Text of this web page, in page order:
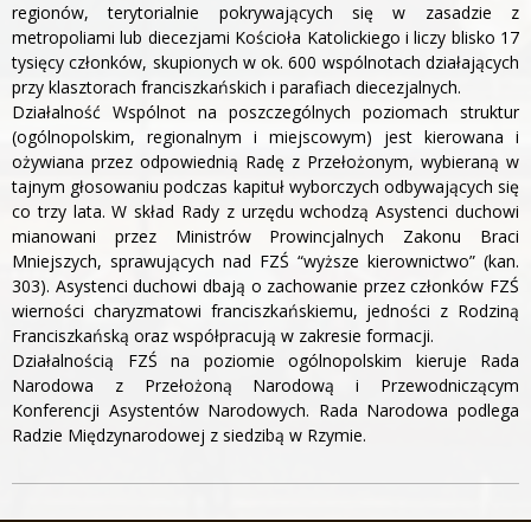
regionów, terytorialnie pokrywających się w zasadzie z
metropoliami lub diecezjami Kościoła Katolickiego i liczy blisko 17
tysięcy członków, skupionych w ok. 600 wspólnotach działających
przy klasztorach franciszkańskich i parafiach diecezjalnych.
Działalność Wspólnot na poszczególnych poziomach struktur
(ogólnopolskim, regionalnym i miejscowym) jest kierowana i
ożywiana przez odpowiednią Radę z Przełożonym, wybieraną w
tajnym głosowaniu podczas kapituł wyborczych odbywających się
co trzy lata. W skład Rady z urzędu wchodzą Asystenci duchowi
mianowani przez Ministrów Prowincjalnych Zakonu Braci
Mniejszych, sprawujących nad FZŚ “wyższe kierownictwo” (kan.
303). Asystenci duchowi dbają o zachowanie przez członków FZŚ
wierności charyzmatowi franciszkańskiemu, jedności z Rodziną
Franciszkańską oraz współpracują w zakresie formacji.
Działalnością FZŚ na poziomie ogólnopolskim kieruje Rada
Narodowa z Przełożoną Narodową i Przewodniczącym
Konferencji Asystentów Narodowych. Rada Narodowa podlega
Radzie Międzynarodowej z siedzibą w Rzymie.